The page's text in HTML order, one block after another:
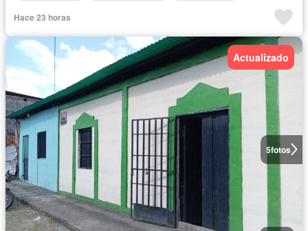
Hace 23 horas
5fotos
Actualizado